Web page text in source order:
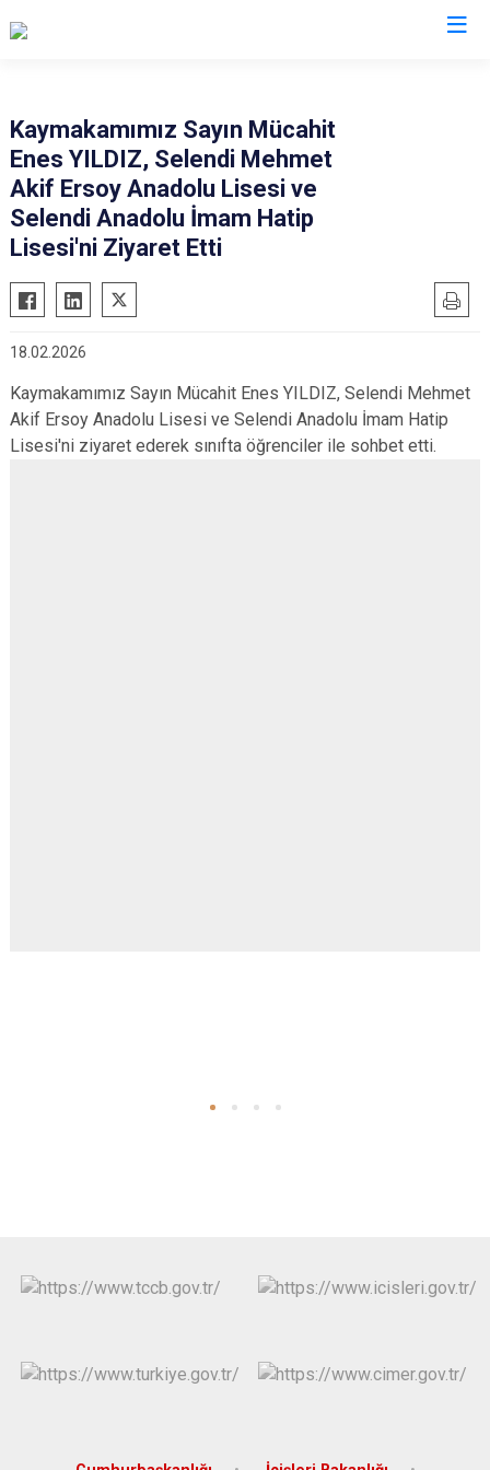
Ahmetli
Akhisar
Alaşehir
Gölmarmara
Gördes
Köprübaşı
Kula
Salihli
Sarıgöl
Yunusemre
Kaymakamımız Sayın Mücahit
Enes YILDIZ, Selendi Mehmet
Akif Ersoy Anadolu Lisesi ve
Selendi Anadolu İmam Hatip
Lisesi'ni Ziyaret Etti
18.02.2026
Kaymakamımız Sayın Mücahit Enes YILDIZ, Selendi Mehmet
Akif Ersoy Anadolu Lisesi ve Selendi Anadolu İmam Hatip
Lisesi'ni ziyaret ederek sınıfta öğrenciler ile sohbet etti.